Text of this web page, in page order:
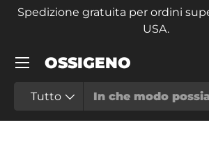
Spedizione gratuita per ordini
USA.
OSSIGENO
Tipo prodotto
Tutto
Menu